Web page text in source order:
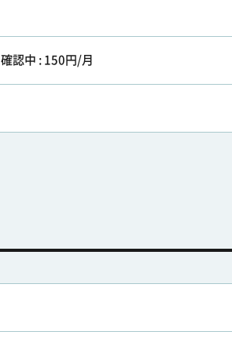
確認中 : 150円/月